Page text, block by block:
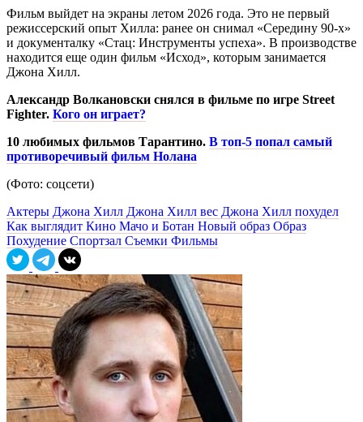
Фильм выйдет на экраны летом 2026 года. Это не первый
режиссерский опыт Хилла: ранее он снимал «Середину 90-х»
и документалку «Стац: Инструменты успеха». В производстве
находится еще один фильм «Исход», которым занимается
Джона Хилл.
Александр Волкановски снялся в фильме по игре Street
Fighter. Кого он играет?
10 любимых фильмов Тарантино. В топ-5 попал самый
противоречивый фильм Нолана
(Фото: соцсети)
Актеры Джона Хилл Джона Хилл вес Джона Хилл похудел
Как выглядит Кино Мачо и Ботан Новый образ Образ
Похудение Спортзал Съемки Фильмы